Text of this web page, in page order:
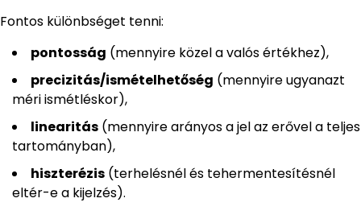
Fontos különbséget tenni:
pontosság (mennyire közel a valós értékhez),
precizitás/ismételhetőség (mennyire ugyanazt
méri ismétléskor),
linearitás (mennyire arányos a jel az erővel a teljes
tartományban),
hiszterézis (terhelésnél és tehermentesítésnél
eltér-e a kijelzés).